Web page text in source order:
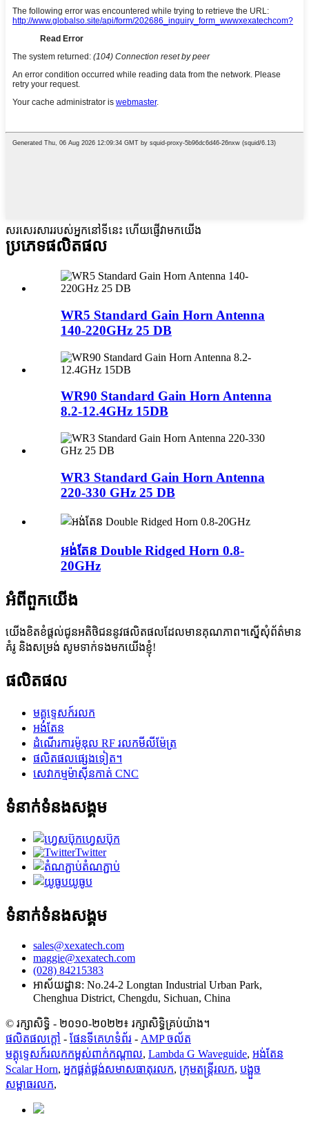
សរសេរសាររបស់អ្នកនៅទីនេះ ហើយផ្ញើវាមកយើង
ប្រភេទផលិតផល
WR5 Standard Gain Horn Antenna
140-220GHz 25 DB
WR90 Standard Gain Horn Antenna
8.2-12.4GHz 15DB
WR3 Standard Gain Horn Antenna
220-330 GHz 25 DB
អង់តែន Double Ridged Horn 0.8-
20GHz
អំពី​ពួក​យើង
យើងខិតខំផ្តល់ជូនអតិថិជននូវផលិតផលដែលមានគុណភាព។ស្នើសុំព័ត៌មាន
គំរូ និងសម្រង់ សូមទាក់ទងមកយើងខ្ញុំ!
ផលិតផល
មគ្គុទ្ទេសក៍រលក
អង់តែន
ដំណើរការម៉ូឌុល RF រលកមីលីម៉ែត្រ
ផលិតផលផ្សេងទៀត។
សេវាកម្មម៉ាស៊ីនកាត់ CNC
ទំនាក់ទំនងសង្គម
ហ្វេសប៊ុក
Twitter
តំណភ្ជាប់
យូធូប
ទំនាក់ទំនងសង្គម
sales@xexatech.com
maggie@xexatech.com
(028) 84215383
អាស័យដ្ឋាន: No.24-2 Longtan Industrial Urban Park,
Chenghua District, Chengdu, Sichuan, China
© រក្សាសិទ្ធិ - ២០១០-២០២២៖ រក្សាសិទ្ធិគ្រប់យ៉ាង។
ផលិតផលក្តៅ - ផែនទីគេហទំព័រ - AMP ចល័ត
មគ្គុទ្ទេសក៍រលកកម្ពស់ពាក់កណ្តាល, Lambda G Waveguide, អង់តែន
Scalar Horn, អ្នកផ្គត់ផ្គង់សមាសធាតុរលក, ក្រុមតន្រ្តីរលក, បង្អួច
សម្ពាធរលក,